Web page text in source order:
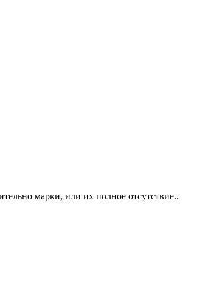
марки, или их полное отсутствие..